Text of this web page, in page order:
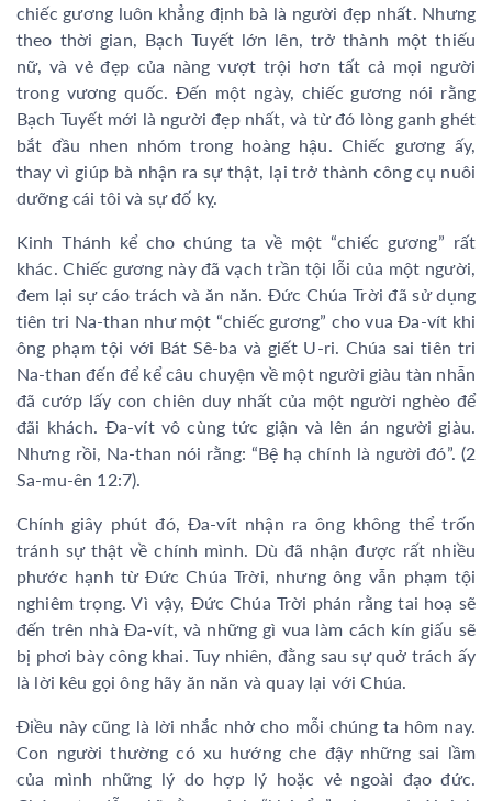
chiếc gương luôn khẳng định bà là người đẹp nhất. Nhưng
theo thời gian, Bạch Tuyết lớn lên, trở thành một thiếu
nữ, và vẻ đẹp của nàng vượt trội hơn tất cả mọi người
trong vương quốc. Đến một ngày, chiếc gương nói rằng
Bạch Tuyết mới là người đẹp nhất, và từ đó lòng ganh ghét
bắt đầu nhen nhóm trong hoàng hậu. Chiếc gương ấy,
thay vì giúp bà nhận ra sự thật, lại trở thành công cụ nuôi
dưỡng cái tôi và sự đố kỵ.
Kinh Thánh kể cho chúng ta về một “chiếc gương” rất
khác. Chiếc gương này đã vạch trần tội lỗi của một người,
đem lại sự cáo trách và ăn năn. Đức Chúa Trời đã sử dụng
tiên tri Na-than như một “chiếc gương” cho vua Đa-vít khi
ông phạm tội với Bát Sê-ba và giết U-ri. Chúa sai tiên tri
Na-than đến để kể câu chuyện về một người giàu tàn nhẫn
đã cướp lấy con chiên duy nhất của một người nghèo để
đãi khách. Đa-vít vô cùng tức giận và lên án người giàu.
Nhưng rồi, Na-than nói rằng: “Bệ hạ chính là người đó”. (2
Sa-mu-ên 12:7).
Chính giây phút đó, Đa-vít nhận ra ông không thể trốn
tránh sự thật về chính mình. Dù đã nhận được rất nhiều
phước hạnh từ Đức Chúa Trời, nhưng ông vẫn phạm tội
nghiêm trọng. Vì vậy, Đức Chúa Trời phán rằng tai hoạ sẽ
đến trên nhà Đa-vít, và những gì vua làm cách kín giấu sẽ
bị phơi bày công khai. Tuy nhiên, đằng sau sự quở trách ấy
là lời kêu gọi ông hãy ăn năn và quay lại với Chúa.
Điều này cũng là lời nhắc nhở cho mỗi chúng ta hôm nay.
Con người thường có xu hướng che đậy những sai lầm
của mình những lý do hợp lý hoặc vẻ ngoài đạo đức.